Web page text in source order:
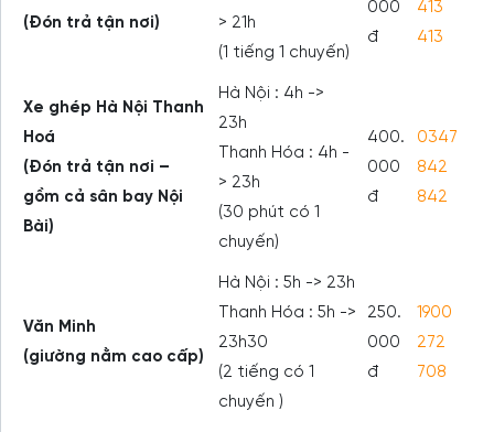
(Đón trả tận nơi)
> 21h
(1 tiếng 1 chuyến)
000
đ
413
413
Xe ghép Hà Nội Thanh
Hoá
(Đón trả tận nơi –
gồm cả sân bay Nội
Bài)
Hà Nội : 4h ->
23h
Thanh Hóa : 4h -
> 23h
(30 phút có 1
chuyến)
400.
000
đ
0347
842
842
Văn Minh
(giường nằm cao cấp)
Hà Nội : 5h -> 23h
Thanh Hóa : 5h ->
23h30
(2 tiếng có 1
chuyến )
250.
000
đ
1900
272
708